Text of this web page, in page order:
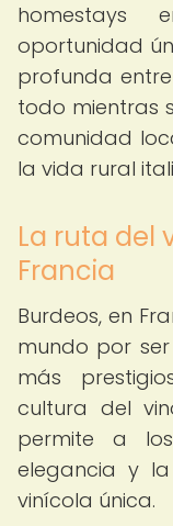
oportunidad
profunda
todo mientras
comunidad
la vida rural
La ruta del
Francia
Burdeos, en
mundo por
más
cultura del
permite a
elegancia y
vinícola única.